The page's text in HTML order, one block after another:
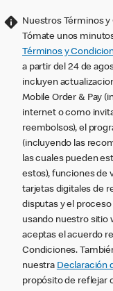
Nuestros Términos
Tómate unos
Términos y
a partir del 24 de
incluyen
Mobile Order & Pay
internet o como
reembolsos), el
(incluyendo las
las cuales pueden
estos), funciones de
tarjetas digitales de
disputas y el
usando nuestro sitio
aceptas el acuerdo
Condiciones.
nuestra Declaración
propósito de reflejar